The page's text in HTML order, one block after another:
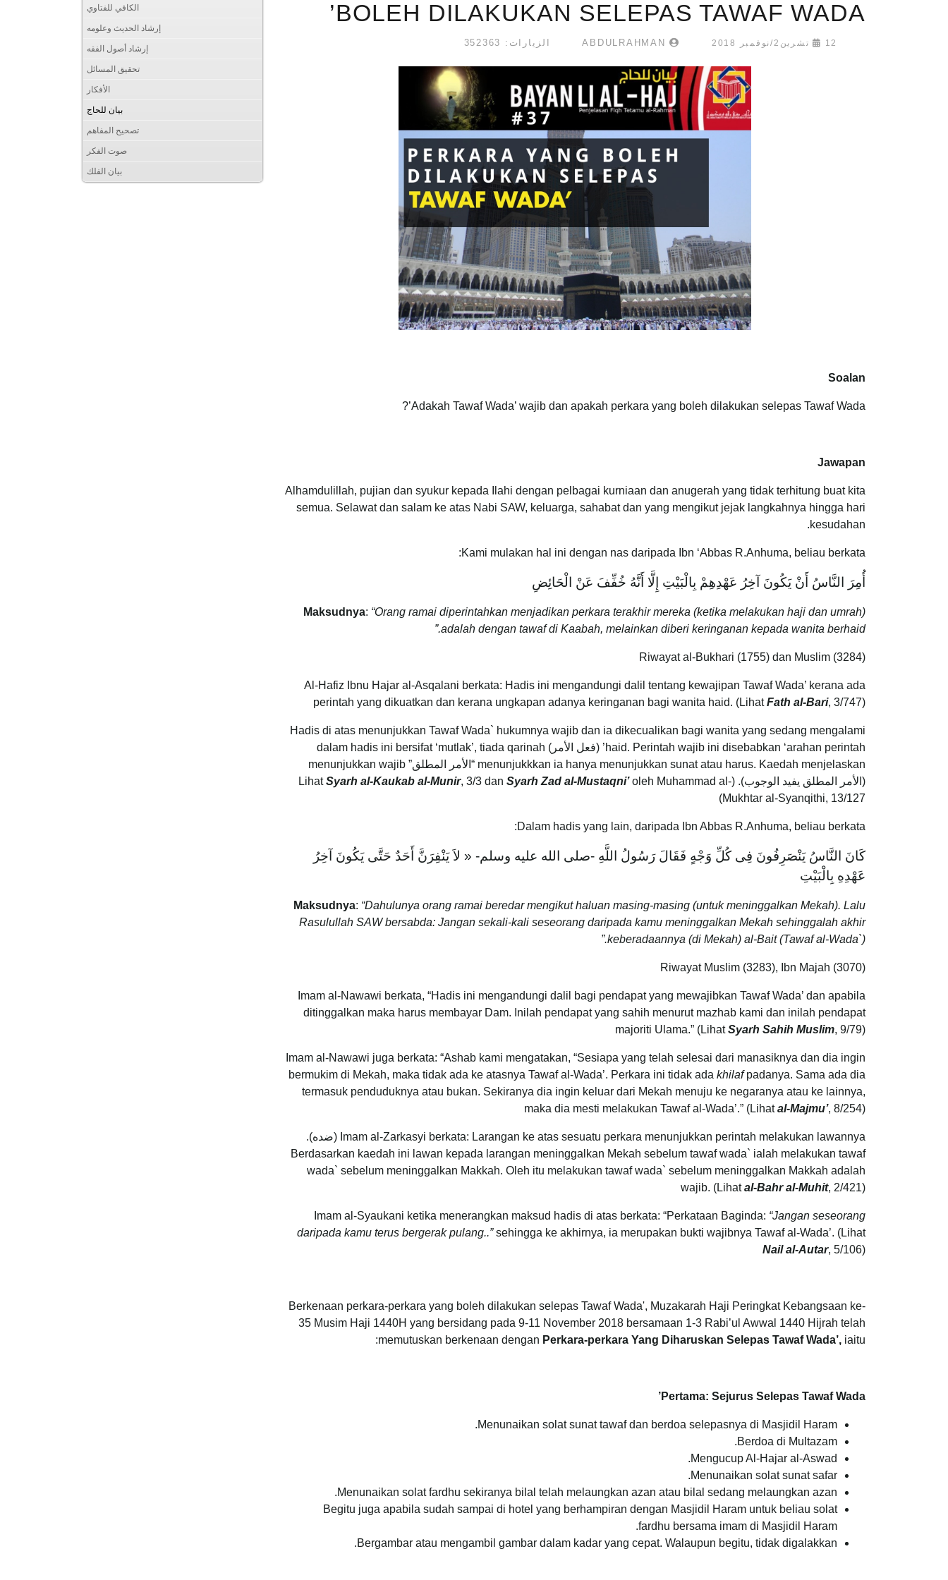
BOLEH DILAKUKAN SELEPAS TAWAF WADA’
12 تشرين2/نوفمبر 2018 ABDULRAHMAN الزيارات: 352363
Soalan
Adakah Tawaf Wada’ wajib dan apakah perkara yang boleh dilakukan selepas Tawaf Wada’?
Jawapan
Alhamdulillah, pujian dan syukur kepada Ilahi dengan pelbagai kurniaan dan anugerah yang tidak terhitung buat kita
semua. Selawat dan salam ke atas Nabi SAW, keluarga, sahabat dan yang mengikut jejak langkahnya hingga hari
kesudahan.
Kami mulakan hal ini dengan nas daripada Ibn ‘Abbas R.Anhuma, beliau berkata:
أُمِرَ النَّاسُ أَنْ يَكُونَ آخِرُ عَهْدِهِمْ بِالْبَيْتِ إِلَّا أَنَّهُ خُفِّفَ عَنْ الْحَائِضِ
Maksudnya: “Orang ramai diperintahkan menjadikan perkara terakhir mereka (ketika melakukan haji dan umrah)
adalah dengan tawaf di Kaabah, melainkan diberi keringanan kepada wanita berhaid.”
Riwayat al-Bukhari (1755) dan Muslim (3284)
Al-Hafiz Ibnu Hajar al-Asqalani berkata: Hadis ini mengandungi dalil tentang kewajipan Tawaf Wada’ kerana ada
perintah yang dikuatkan dan kerana ungkapan adanya keringanan bagi wanita haid. (LihatFath al-Bari, 3/747)
Hadis di atas menunjukkan Tawaf Wada` hukumnya wajib dan ia dikecualikan bagi wanita yang sedang mengalami
haid. Perintah wajib ini disebabkan ‘arahan perintah’ (فعل الأمر) dalam hadis ini bersifat ‘mutlak’, tiada qarinah
menunjukkkan ia hanya menunjukkan sunat atau harus. Kaedah menjelaskan “الأمر المطلق” menunjukkan wajib
(الأمر المطلق يفيد الوجوب). (Lihat
Syarh al-Kaukab al-Munir, 3/3 dan Syarh Zad al-Mustaqni’oleh Muhammad al-
Mukhtar al-Syanqithi, 13/127)
Dalam hadis yang lain, daripada Ibn Abbas R.Anhuma, beliau berkata:
كَانَ النَّاسُ يَنْصَرِفُونَ فِى كُلِّ وَجْهٍ فَقَالَ رَسُولُ اللَّهِ -صلى الله عليه وسلم- « لاَ يَنْفِرَنَّ أَحَدٌ حَتَّى يَكُونَ آخِرُ
عَهْدِهِ بِالْبَيْتِ
Maksudnya: “Dahulunya orang ramai beredar mengikut haluan masing-masing (untuk meninggalkan Mekah). Lalu
Rasulullah SAW bersabda: Jangan sekali-kali seseorang daripada kamu meninggalkan Mekah sehinggalah akhir
keberadaannya (di Mekah) al-Bait (Tawaf al-Wada`).”
Riwayat Muslim (3283), Ibn Majah (3070)
Imam al-Nawawi berkata, “Hadis ini mengandungi dalil bagi pendapat yang mewajibkan Tawaf Wada’ dan apabila
ditinggalkan maka harus membayar Dam. Inilah pendapat yang sahih menurut mazhab kami dan inilah pendapat
majoriti Ulama.” (LihatSyarh Sahih Muslim, 9/79)
Imam al-Nawawi juga berkata: “Ashab kami mengatakan, “Sesiapa yang telah selesai dari manasiknya dan dia ingin
bermukim di Mekah, maka tidak ada ke atasnya Tawaf al-Wada’. Perkara ini tidak ada khilafpadanya. Sama ada dia
termasuk penduduknya atau bukan. Sekiranya dia ingin keluar dari Mekah menuju ke negaranya atau ke lainnya,
maka dia mesti melakukan Tawaf al-Wada’.” (Lihatal-Majmu’, 8/254)
Imam al-Zarkasyi berkata: Larangan ke atas sesuatu perkara menunjukkan perintah melakukan lawannya (ضده).
Berdasarkan kaedah ini lawan kepada larangan meninggalkan Mekah sebelum tawaf wada` ialah melakukan tawaf
wada` sebelum meninggalkan Makkah. Oleh itu melakukan tawaf wada` sebelum meninggalkan Makkah adalah
wajib. (Lihatal-Bahr al-Muhit, 2/421)
Imam al-Syaukani ketika menerangkan maksud hadis di atas berkata: “Perkataan Baginda: “Jangan seseorang
daripada kamu terus bergerak pulang..”sehingga ke akhirnya, ia merupakan bukti wajibnya Tawaf al-Wada’. (Lihat
Nail al-Autar, 5/106)
Berkenaan perkara-perkara yang boleh dilakukan selepas Tawaf Wada', Muzakarah Haji Peringkat Kebangsaan ke-
35 Musim Haji 1440H yang bersidang pada 9-11 November 2018 bersamaan 1-3 Rabi’ul Awwal 1440 Hijrah telah
memutuskan berkenaan dengan Perkara-perkara Yang Diharuskan Selepas Tawaf Wada’, iaitu:
Pertama: Sejurus Selepas Tawaf Wada’
Menunaikan solat sunat tawaf dan berdoa selepasnya di Masjidil Haram.
Berdoa di Multazam.
Mengucup Al-Hajar al-Aswad.
Menunaikan solat sunat safar.
Menunaikan solat fardhu sekiranya bilal telah melaungkan azan atau bilal sedang melaungkan azan.
Begitu juga apabila sudah sampai di hotel yang berhampiran dengan Masjidil Haram untuk beliau solat
fardhu bersama imam di Masjidil Haram.
Bergambar atau mengambil gambar dalam kadar yang cepat. Walaupun begitu, tidak digalakkan.
الكافي للفتاوي
إرشاد الحديث وعلومه
إرشاد أصول الفقه
تحقيق المسائل
الأفكار
بيان للحاج
تصحيح المفاهم
صوت الفكر
بيان الفلك